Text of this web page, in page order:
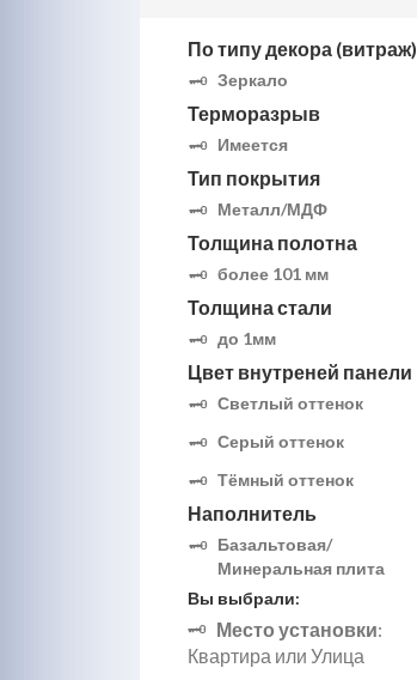
По типу декора (витраж)
Зеркало
Терморазрыв
Имеется
Тип покрытия
Металл/МДФ
Толщина полотна
более 101 мм
Толщина стали
до 1мм
Цвет внутреней панели
Светлый оттенок
Серый оттенок
Тёмный оттенок
Наполнитель
Базальтовая/
Минеральная плита
Вы выбрали:
Место установки:
Квартира или Улица